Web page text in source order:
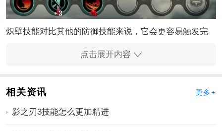
炽壁技能对比其他的防御技能来说，它会更容易触发完
可以增加炽刃自己的攻击伤害。后面跟斩坠杀裂和百裂
戏里的战斗伤害。
点击展开内容
相关资讯 更多+
影之刃3技能怎么更加精进